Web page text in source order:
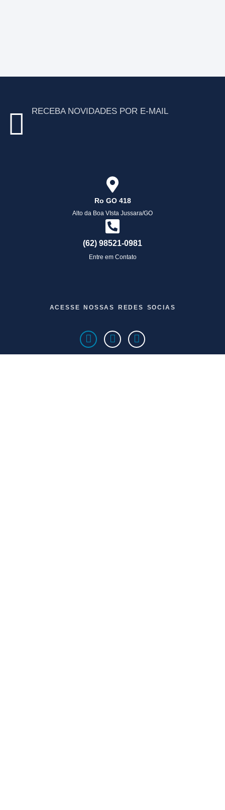
RECEBA NOVIDADES POR E-MAIL
Ro GO 418
Alto da Boa VIsta Jussara/GO
(62) 98521-0981
Entre em Contato
ACESSE NOSSAS REDES SOCIAS